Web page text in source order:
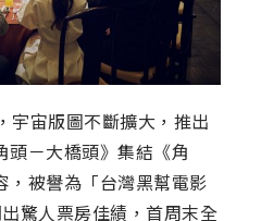
宇宙版圖不斷擴大，推出
頭－大橋頭》集結《角
，被譽為「台灣黑幫電影
驚人票房佳績，首周末全